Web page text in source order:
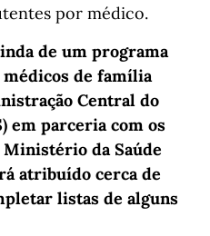
por médico.
de um programa
de família
Central do
em parceria com os
da Saúde
atribuído cerca de
listas de alguns